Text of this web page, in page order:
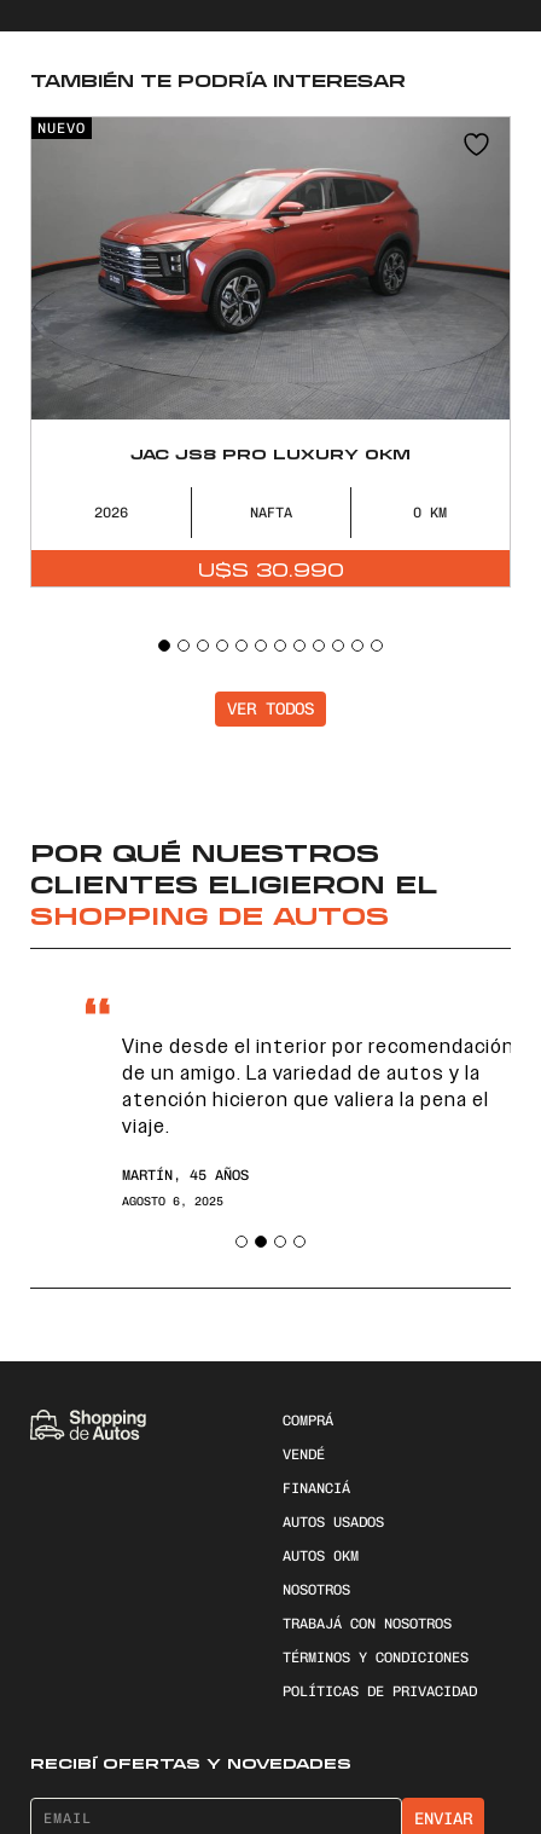
TAMBIÉN TE PODRÍA INTERESAR
JAC JS8 PRO LUXURY 0KM
2026 NAFTA 0
U$S 30.990
NUEVO
VER TODOS
POR QUÉ NUESTROS
CLIENTES ELIGIERON EL
SHOPPING DE AUTOS
Vine desde el interior por recomendación
de un amigo. La variedad de autos y la
atención hicieron que valiera la pena el
MARTÍN, 45 AÑOS
AGOSTO 6, 2025
COMPRÁ
VENDÉ
FINANCIÁ
AUTOS USADOS
AUTOS 0KM
NOSOTROS
TRABAJÁ CON NOSOTROS
TÉRMINOS Y CONDICIONES
POLÍTICAS DE PRIVACIDAD
RECIBÍ OFERTAS Y NOVEDADES